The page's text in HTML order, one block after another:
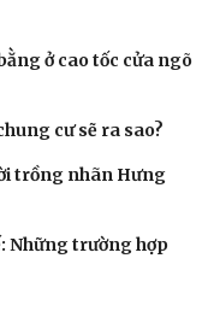
ở cao tốc cửa ngõ
cư sẽ ra sao?
trồng nhãn Hưng
Những trường hợp